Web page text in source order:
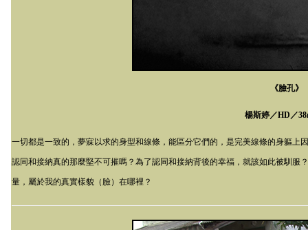
《臉孔》
楊斯婷／HD ／
一切都是一致的，夢寐以求的身型和線條，能區分它們的，是完美線條的身軀
認同和接納真的那麼堅不可摧嗎？為了認同和接納背後的幸福，就該如此被馴
量，屬於我的真實樣貌（臉）在哪裡？